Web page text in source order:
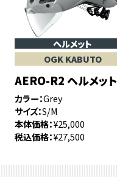
ヘルメット
OGK KABUTO
AERO-R2 ヘルメット
カラー Grey
サイズ S/M
本体価格 ¥25,000
税込価格 ¥27,500